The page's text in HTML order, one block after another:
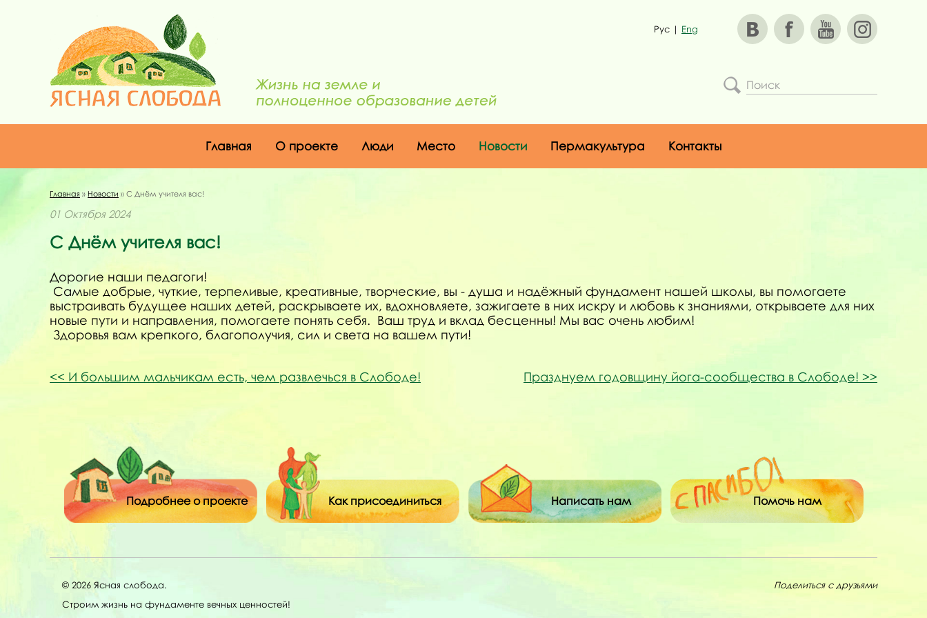
Рус | Eng
Главная О проекте Люди Место Новости Пермакультура Контакты
Главная » Новости » С Днём учителя вас!
01 Октября 2024
С Днём учителя вас!
Дорогие наши педагоги!
Самые добрые, чуткие, терпеливые, креативные, творческие, вы - душа и надёжный фундамент нашей школы, вы помогаете
выстраивать будущее наших детей, раскрываете их, вдохновляете, зажигаете в них искру и любовь к знаниями, открываете для них
новые пути и направления, помогаете понять себя. Ваш труд и вклад бесценны! Мы вас очень любим!
Здоровья вам крепкого, благополучия, сил и света на вашем пути!
И большим мальчикам есть, чем развлечься в Слободе! Празднуем годовщину йога-сообщества в Слободе!
Подробнее о проекте Как присоединиться Написать нам Помочь нам
© 2026 Ясная слобода.
Строим жизнь на фундаменте вечных ценностей!
Поделиться с друзьями